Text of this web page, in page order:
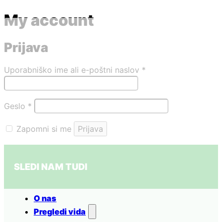
O nas
Pregledi vida
My account
Prijava
Uporabniško ime ali e-poštni naslov *
Geslo *
Zapomni si me Prijava
SLEDI NAM TUDI